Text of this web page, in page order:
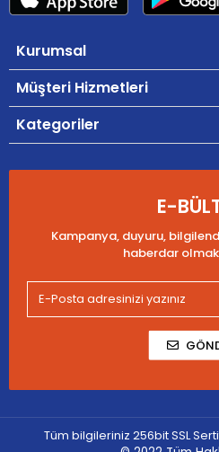
Kurumsal
Müşteri Hizmetleri
Kategoriler
E-
Kampanya, duyuru,
haberdar
Tüm bilgileriniz 256bit SSL